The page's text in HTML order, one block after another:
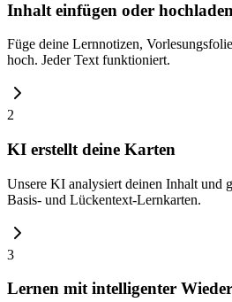
Inhalt einfügen oder hochladen
Füge deine Lernnotizen,
hoch. Jeder Text funktioniert.
2
KI erstellt deine Karten
Unsere KI analysiert deinen Inhalt und
Basis- und Lückentext-Lernkarten.
3
Lernen mit intelligenter